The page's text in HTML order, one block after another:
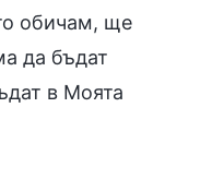
обичам, ще
да бъдат
в Моята